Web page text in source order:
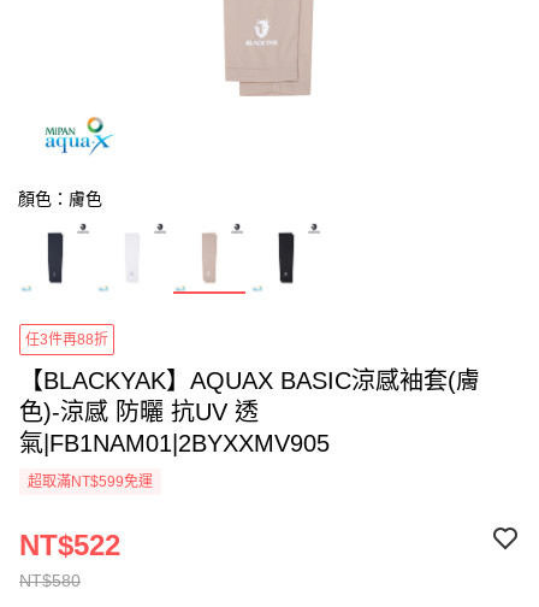
顏色：膚色
任3件再88折
【BLACKYAK】AQUAX BASIC涼感袖套(膚
色)-涼感 防曬 抗UV 透
氣|FB1NAM01|2BYXXMV905
超取滿NT$599免運
NT$580
NT$522